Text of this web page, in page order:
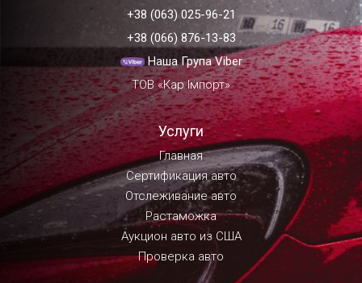
+38 (063) 025-96-21
+38 (066) 876-13-83
Наша Група Viber
ТОВ «Кар Імпорт»
Услуги
Главная
Сертификация авто
Отслеживание авто
Растаможка
Аукцион авто из США
Проверка авто